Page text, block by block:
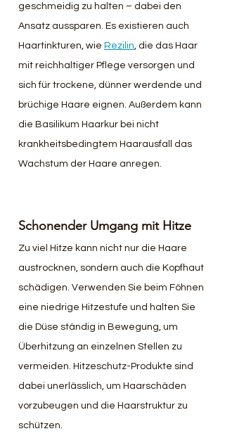
geschmeidig zu halten – dabei den
Ansatz aussparen. Es existieren auch
Haartinkturen, wie Rezilin , die das Haar
mit reichhaltiger Pflege versorgen und
sich für trockene, dünner werdende und
brüchige Haare eignen. Außerdem kann
die Basilikum Haarkur bei nicht
krankheitsbedingtem Haarausfall das
Wachstum der Haare anregen.
Schonender Umgang mit Hitze
Zu viel Hitze kann nicht nur die Haare
austrocknen, sondern auch die Kopfhaut
schädigen. Verwenden Sie beim Föhnen
eine niedrige Hitzestufe und halten Sie
die Düse ständig in Bewegung, um
Überhitzung an einzelnen Stellen zu
vermeiden. Hitzeschutz-Produkte sind
dabei unerlässlich, um Haarschäden
vorzubeugen und die Haarstruktur zu
schützen.